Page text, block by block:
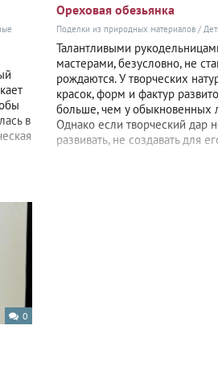
в
Ореховая обезьянка
Поделки из природных материалов /
Талантливыми
мастерами, безусловно, не
рождаются. У творческих
красок, форм и фактур
больше, чем у обыкновенных
Однако если творческий дар
развивать, не создавать для
0